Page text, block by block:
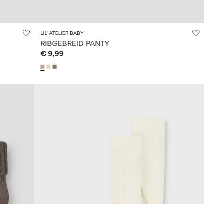
LIL' ATELIER BABY
RIBGEBREID PANTY
€ 9,99